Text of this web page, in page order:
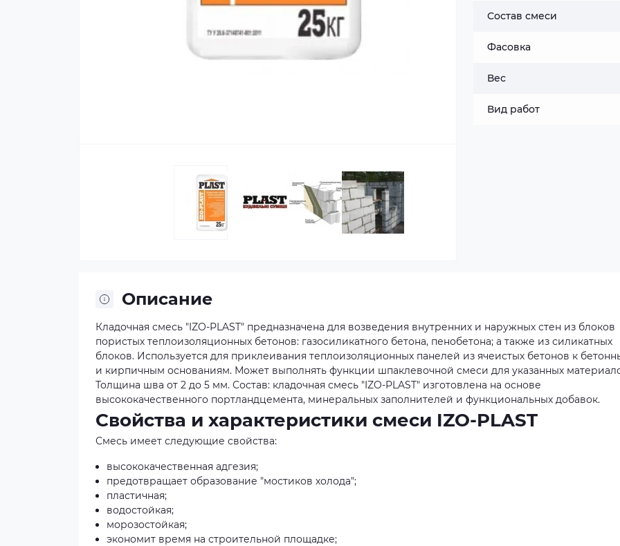
Состав смеси
Фасовка
Вес
Вид работ
Описание
Кладочная смесь "IZO-PLAST" предназначена для возведения внутренних и наружных стен из блоков
пористых теплоизоляционных бетонов: газосиликатного бетона, пенобетона; а также из силикатных
блоков. Используется для приклеивания теплоизоляционных панелей из ячеистых бетонов к
и кирпичным основаниям. Может выполнять функции шпаклевочной смеси для указанных
Толщина шва от 2 до 5 мм. Состав: кладочная смесь "IZO-PLAST" изготовлена на основе
высококачественного портландцемента, минеральных заполнителей и функциональных добавок.
Свойства и характеристики смеси IZO-PLAST
Смесь имеет следующие свойства:
высококачественная адгезия;
предотвращает образование "мостиков холода";
пластичная;
водостойкая;
морозостойкая;
экономит время на строительной площадке;